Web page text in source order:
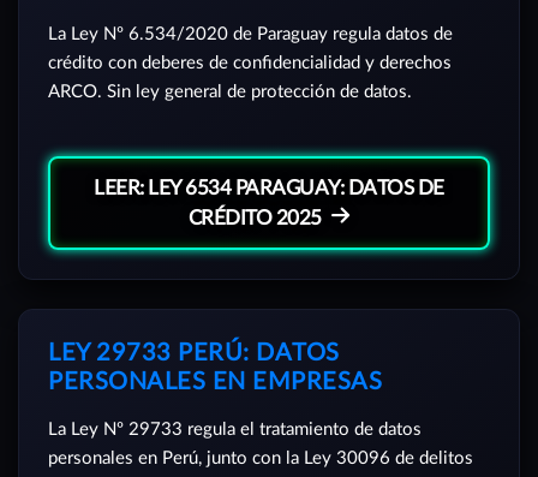
La Ley Nº 6.534/2020 de Paraguay regula datos de
crédito con deberes de confidencialidad y derechos
ARCO. Sin ley general de protección de datos.
LEER: LEY 6534 PARAGUAY: DATOS DE
CRÉDITO 2025
LEY 29733 PERÚ: DATOS
PERSONALES EN EMPRESAS
La Ley Nº 29733 regula el tratamiento de datos
personales en Perú, junto con la Ley 30096 de delitos